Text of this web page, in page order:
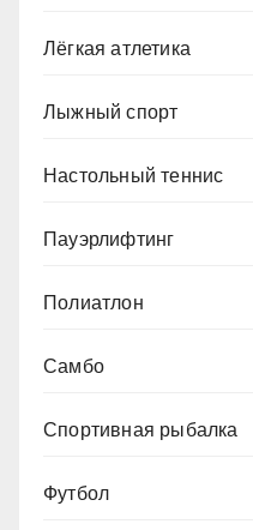
Лёгкая атлетика
Лыжный спорт
Настольный теннис
Пауэрлифтинг
Полиатлон
Самбо
Спортивная рыбалка
Футбол